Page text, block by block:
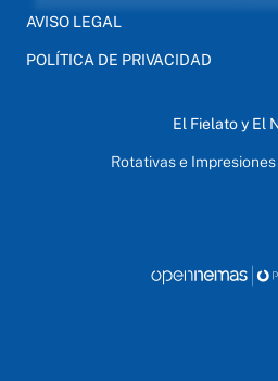
AVISO LEGAL
POLÍTICA DE PRIVACIDAD
El Fielato y El
Rotativas e Impresiones